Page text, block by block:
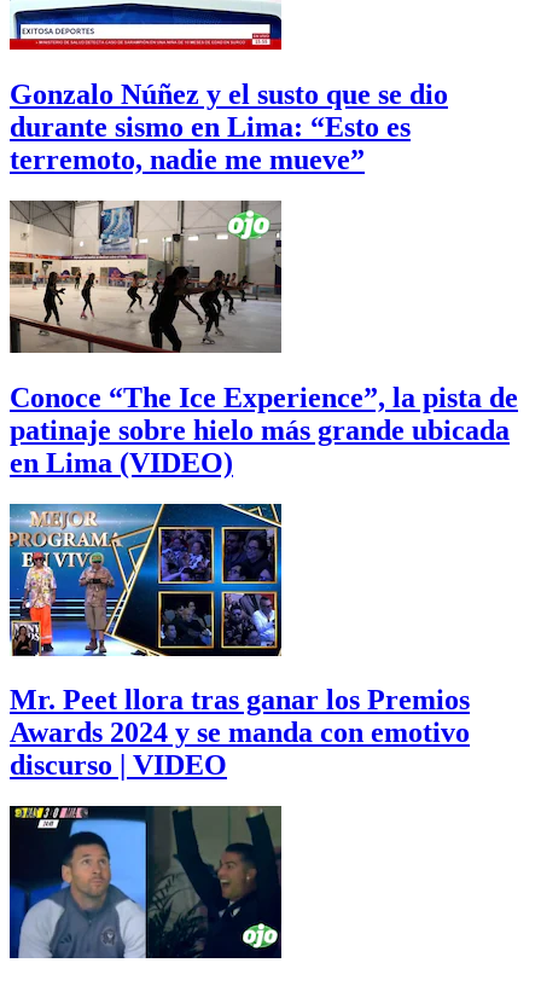
Gonzalo Núñez y el susto que se dio
durante sismo en Lima: “Esto es
terremoto, nadie me mueve”
Conoce “The Ice Experience”, la pista de
patinaje sobre hielo más grande ubicada
en Lima (VIDEO)
Mr. Peet llora tras ganar los Premios
Awards 2024 y se manda con emotivo
discurso | VIDEO